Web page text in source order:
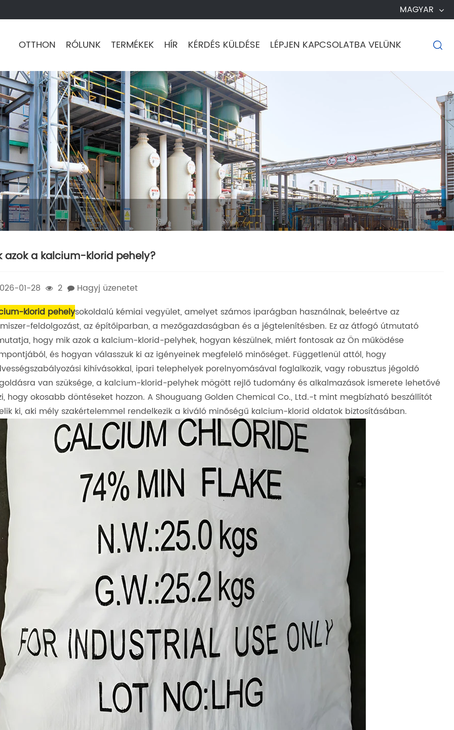
MAGYAR
OTTHON RÓLUNK TERMÉKEK HÍR KÉRDÉS KÜLDÉSE LÉPJEN KAPCSOLATBA VELÜNK 
azok a kalcium-klorid pehely?
01-28 2
Hagyj üzenetet
klorid pehelysokoldalú kémiai vegyület, amelyet számos iparágban használnak, beleértve az
feldolgozást, az építőiparban, a mezőgazdaságban és a jégtelenítésben. Ez az átfogó útmutató
hogy mik azok a kalcium-klorid-pelyhek, hogyan készülnek, miért fontosak az Ön működése
és hogyan válasszuk ki az igényeinek megfelelő minőséget. Függetlenül attól, hogy
kihívásokkal, ipari telephelyek porelnyomásával foglalkozik, vagy robusztus jégoldó
van szüksége, a kalcium-klorid-pelyhek mögött rejlő tudomány és alkalmazások ismerete lehetővé
hogy okosabb döntéseket hozzon. A Shouguang Golden Chemical Co., Ltd.-t mint megbízható beszállítót
ki, aki mély szakértelemmel rendelkezik a kiváló minőségű kalcium-klorid oldatok biztosításában.